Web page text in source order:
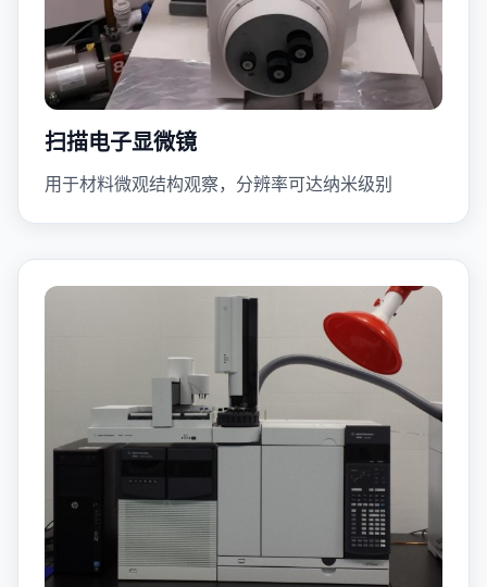
扫描电子显微镜
用于材料微观结构观察，分辨率可达纳米级别